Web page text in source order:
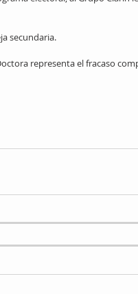
secundaria.
representa el fracaso